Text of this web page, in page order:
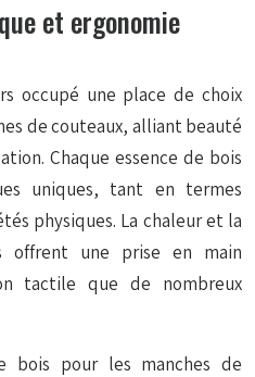
et ergonomie
occupé une place de choix
de couteaux, alliant beauté
Chaque essence de bois
uniques, tant en termes
physiques. La chaleur et la
offrent une prise en main
tactile que de nombreux
bois pour les manches de